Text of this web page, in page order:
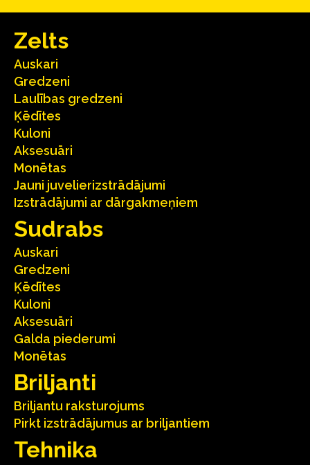
Zelts
Auskari
Gredzeni
Laulības gredzeni
Ķēdītes
Kuloni
Aksesuāri
Monētas
Jauni juvelierizstrādājumi
Izstrādājumi ar dārgakmeņiem
Sudrabs
Auskari
Gredzeni
Ķēdītes
Kuloni
Aksesuāri
Galda piederumi
Monētas
Briljanti
Briljantu raksturojums
Pirkt izstrādājumus ar briljantiem
Tehnika